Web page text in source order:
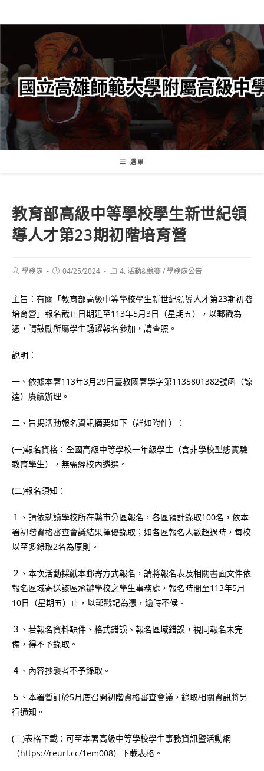
轉
要
內
容
選單
教育部高級中等學校學生新世紀領
導人才第23期初階培育營
Post學務處
Post04/25/2024
Post4. 活動&競賽/學務處公告
主旨：有關「教育部高級中等學校學生新世紀領導人才第23期初階
培育營」報名截止日期延至113年5月3日（星期五），以郵戳為
憑，請鼓勵所屬學生踴躍報名參加，請查照。
說明：
一、依據本署113年3月29日臺教國署學字第1135801382號函（諒
達）賡續辦理。
二、旨揭活動報名資訊摘要如下（詳如附件）：
(一)報名資格：全國高級中等學校一年級學生（含非學校型態實驗
教育學生），無需經校內遴選。
(二)報名須知：
１、請依就讀學校所在縣市分區報名，各區預計錄取100名，依本
署初階資格審查會議結果擇優錄取；如各區報名人數超過時，每校
以至多錄取2名為原則。
２、本次活動採紙本郵寄方式報名，請將報名表及相關書面文件依
報名區域寄送該區承辦學校之學生事務處，報名時間至113年5月
10日（星期五）止，以郵戳記為憑，逾時不候。
３、若報名資料缺件、格式錯誤、報名區域錯誤，視同報名未完
備，得不予錄取。
４、內容抄襲者不予錄取。
５、本署暫訂於5月底召開初階資格審查會議，錄取相關資訊將另
行通知。
(三)表格下載：可至本署高級中等學校學生事務資訊暨活動網
（https://reurl.cc/1em008）下載表格。